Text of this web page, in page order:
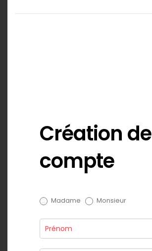
Création de
compte
Compte
Madame Monsieur